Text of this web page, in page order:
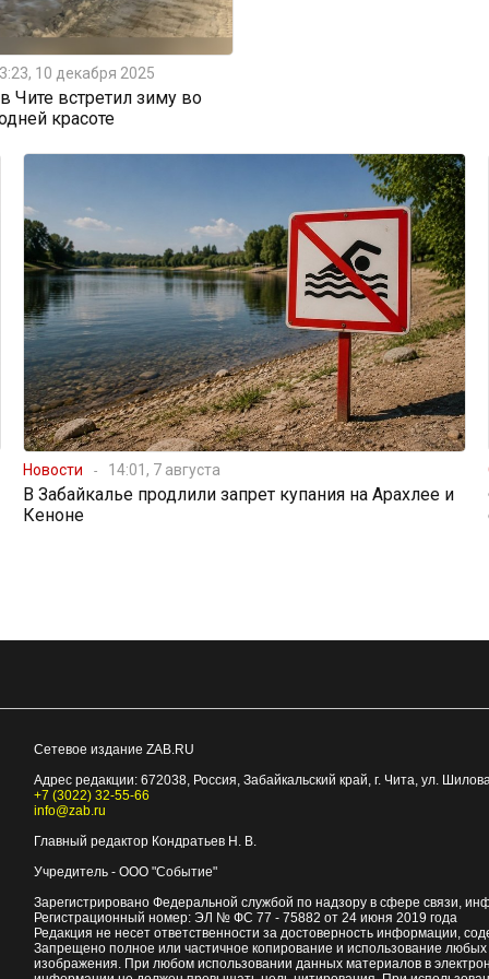
10 декабря 2025
встретил зиму во
красоте
Новости 14:01, 7 августа
В Забайкалье продлили запрет купания на Арахлее и
Кеноне
Сетевое издание ZAB.RU
Адрес редакции: 672038, Россия, Забайкальский край, г. Чита, ул.
+7 (3022) 32-55-66
info@zab.ru
Главный редактор Кондратьев Н. В.
Учредитель - ООО "Событие"
Зарегистрировано Федеральной службой по надзору в сфере связи,
Регистрационный номер: ЭЛ № ФС 77 - 75882 от 24 июня 2019 года
Редакция не несет ответственности за достоверность информации,
Запрещено полное или частичное копирование и использование
изображения. При любом использовании данных материалов в